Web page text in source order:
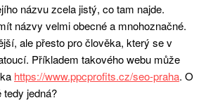
názvu zcela jistý, co tam najde.
názvy velmi obecné a mnohoznačné.
ale přesto pro člověka, který se v
Příkladem takového webu může
https://www.ppcprofits.cz/seo-praha. O
jedná?